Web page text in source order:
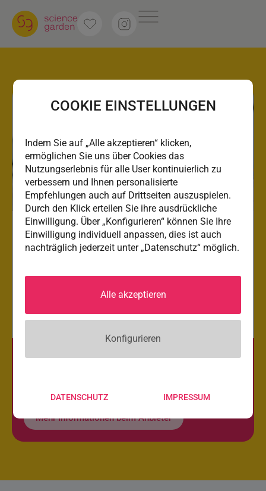
DNA Detektive –
Fortgeschrittene
Fortgeschrittene
Mehr Informationen beim Anbieter
COOKIE EINSTELLUNGEN
Indem Sie auf „Alle akzeptieren“ klicken,
ermöglichen Sie uns über Cookies das
Nutzungserlebnis für alle User kontinuierlich zu
verbessern und Ihnen personalisierte
Empfehlungen auch auf Drittseiten auszuspielen.
Durch den Klick erteilen Sie ihre ausdrückliche
Einwilligung. Über „Konfigurieren“ können Sie Ihre
Einwilligung individuell anpassen, dies ist auch
nachträglich jederzeit unter „Datenschutz“ möglich.
Alle akzeptieren
Konfigurieren
DATENSCHUTZ IMPRESSUM